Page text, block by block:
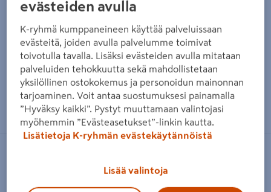
Zoomaa kuvaa sormilla kosketusnäytöllä
Lohkomuurivalaisin Lakka pieni led
evästeiden avulla
K-ryhmä kumppaneineen käyttää palveluissaan
evästeitä, joiden avulla palvelumme toimivat
toivotulla tavalla. Lisäksi evästeiden avulla mitataan
palveluiden tehokkuutta sekä mahdollistetaan
yksilöllinen ostokokemus ja personoidun mainonnan
tarjoaminen. Voit antaa suostumuksesi painamalla
”Hyväksy kaikki”. Pystyt muuttamaan valintojasi
myöhemmin ”Evästeasetukset”-linkin kautta.
Lisätietoja K-ryhmän evästekäytännöistä
Lisää valintoja